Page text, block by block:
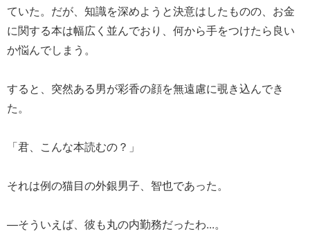
ていた。だが、知識を深めようと決意はしたものの、お金
に関する本は幅広く並んでおり、何から手をつけたら良い
か悩んでしまう。
すると、突然ある男が彩香の顔を無遠慮に覗き込んでき
た。
「君、こんな本読むの？」
それは例の猫目の外銀男子、智也であった。
—そういえば、彼も丸の内勤務だったわ...。